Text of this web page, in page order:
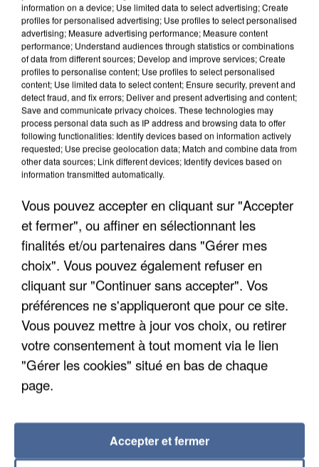
APRÈS TOUTES CES CANICULES, LES REFUGES
DE FAUNE SAUVAGE SONT...
L’UN DES FONDATEURS SUPPOSÉS DE LA DZ
MAFIA INTERPELLÉ EN ALGÉRIE
information on a device; Use limited data to select advertising; Create
profiles for personalised advertising; Use profiles to select personalised
advertising; Measure advertising performance; Measure content
performance; Understand audiences through statistics or combinations
of data from different sources; Develop and improve services; Create
profiles to personalise content; Use profiles to select personalised
content; Use limited data to select content; Ensure security, prevent and
detect fraud, and fix errors; Deliver and present advertising and content;
Save and communicate privacy choices. These technologies may
process personal data such as IP address and browsing data to offer
following functionalities: Identify devices based on information actively
requested; Use precise geolocation data; Match and combine data from
other data sources; Link different devices; Identify devices based on
information transmitted automatically.
Vous pouvez accepter en cliquant sur "Accepter
et fermer", ou affiner en sélectionnant les
finalités et/ou partenaires dans "Gérer mes
choix". Vous pouvez également refuser en
cliquant sur "Continuer sans accepter". Vos
préférences ne s'appliqueront que pour ce site.
Vous pouvez mettre à jour vos choix, ou retirer
votre consentement à tout moment via le lien
"Gérer les cookies" situé en bas de chaque
page.
Accepter et fermer